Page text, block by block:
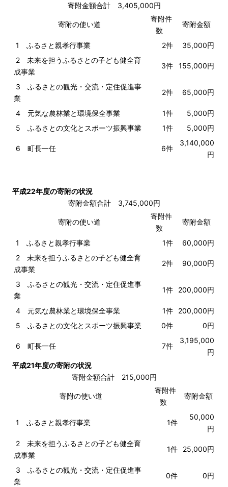
寄附金額合計 3,405,000円
寄附の使い道
寄附件
数
寄附金額
1 ふるさと親孝行事業 2件
35,000円
2 未来を担うふるさとの子ども健全育
成事業
3件 155,000円
3 ふるさとの観光・交流・定住促進事
業
2件 65,000円
4 元気な農林業と環境保全事業 1件
5,000円
5 ふるさとの文化とスポーツ振興事業
1件 5,000円
6 町長一任 6件
3,140,000
円
平成22年度の寄附の状況
寄附金額合計 3,745,000円
寄附の使い道
寄附件
数
寄附金額
1 ふるさと親孝行事業 1件
60,000円
2 未来を担うふるさとの子ども健全育
成事業
2件 90,000円
3 ふるさとの観光・交流・定住促進事
業
1件 200,000円
4 元気な農林業と環境保全事業 1件
200,000円
5 ふるさとの文化とスポーツ振興事業
0件 0円
6 町長一任 7件
3,195,000
円
平成21年度の寄附の状況
寄附金額合計 215,000円
寄附の使い道
寄附件
数
寄附金額
1 ふるさと親孝行事業 1件
50,000
円
2 未来を担うふるさとの子ども健全育
成事業
1件 25,000円
3 ふるさとの観光・交流・定住促進事
業
0件 0円